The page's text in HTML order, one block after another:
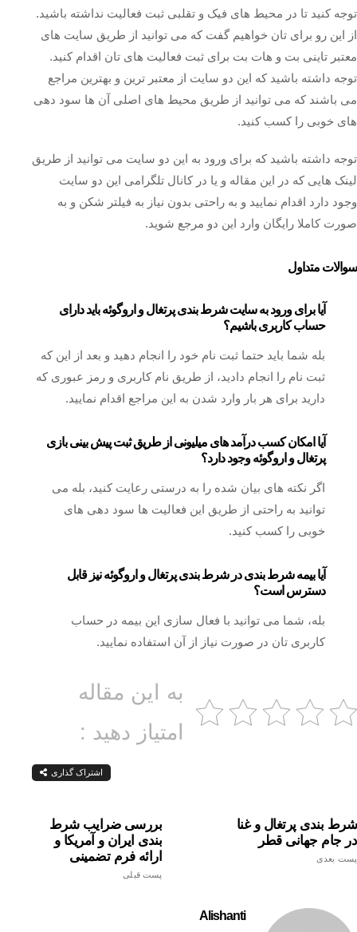
توجه کنید تا در محیط های فیک و تقلبی ثبت فعالیت نداشته باشید.
از این رو برای تان خواهیم گفت که می توانید از طریق سایت های
معتبر تاینی بت و هات بت برای ثبت فعالیت های تان اقدام کنید.
توجه داشته باشید که این دو سایت از معتبر ترین و بهترین مراجع
می باشند که می توانید از طریق محیط های اصلی آن ها سود دهی
های خوبی را کسب کنید.
توجه داشته باشید که برای ورود به این دو سایت می توانید از طریق
لینک هایی که در این مقاله و یا در کانال تلگرامی این دو سایت
وجود دارد اقدام نمایید و به راحتی بدون نیاز به فیلتر شکن و به
صورت کاملا رایگان وارد این دو مرجع شوید.
سوالات متداول
آیا برای ورود به سایت شرط بندی پرتغال و اروگوئه باید دارای
حساب کاربری باشیم؟
بله شما باید حتما ثبت نام خود را انجام دهید و بعد از این که
ثبت نام را انجام دادید، از طریق نام کاربری و رمز عبوری که
دارید برای هر بار وارد شدن به این مراجع اقدام نمایید.
آیا امکان کسب درآمد های میلیونی از طریق ثبت پیش بینی بازی
پرتغال و اروگوئه وجود دارد؟
اگر نکته های بیان شده را به درستی رعایت کنید، بله می
توانید به راحتی از طریق این فعالیت ها سود دهی های
خوبی را کسب کنید.
آیا بیمه شرط بندی در شرط بندی پرتغال و اروگوئه نیز قابل
دسترس است؟
بله، شما می توانید با فعال سازی این بیمه در حساب
کاربری تان در صورت نیاز از آن استفاده نمایید.
به این مقاله
امتیاز دهید :
اشتراک گذاری
بررسی ضرایب شرط
بندی ایران و آمریکا و
ارائه فرم تضمینی
پست قبلی
شرط بندی پرتغال و غنا
در جام جهانی قطر
پست بعدی
Alishanti